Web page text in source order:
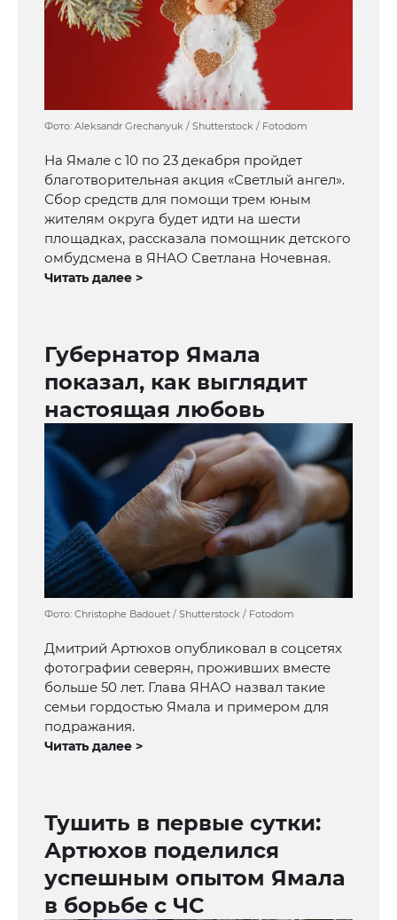
Фото: Aleksandr Grechanyuk / Shutterstock / Fotodom
На Ямале с 10 по 23 декабря пройдет
благотворительная акция «Светлый ангел».
Сбор средств для помощи трем юным
жителям округа будет идти на шести
площадках, рассказала помощник детского
омбудсмена в ЯНАО Светлана Ночевная.
Читать далее >
Губернатор Ямала
показал, как выглядит
настоящая любовь
Фото: Christophe Badouet / Shutterstock / Fotodom
Дмитрий Артюхов опубликовал в соцсетях
фотографии северян, проживших вместе
больше 50 лет. Глава ЯНАО назвал такие
семьи гордостью Ямала и примером для
подражания.
Читать далее >
Тушить в первые сутки:
Артюхов поделился
успешным опытом Ямала
в борьбе с ЧС